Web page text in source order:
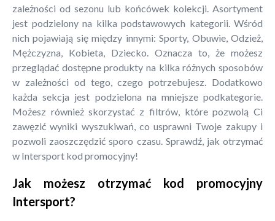
zależności od sezonu lub końcówek kolekcji. Asortyment
jest podzielony na kilka podstawowych kategorii. Wśród
nich pojawiają się między innymi: Sporty, Obuwie, Odzież,
Mężczyzna, Kobieta, Dziecko. Oznacza to, że możesz
przeglądać dostępne produkty na kilka różnych sposobów
w zależności od tego, czego potrzebujesz. Dodatkowo
każda sekcja jest podzielona na mniejsze podkategorie.
Możesz również skorzystać z filtrów, które pozwolą Ci
zawęzić wyniki wyszukiwań, co usprawni Twoje zakupy i
pozwoli zaoszczędzić sporo czasu. Sprawdź, jak otrzymać
w Intersport kod promocyjny!
Jak możesz otrzymać kod promocyjny
Intersport?